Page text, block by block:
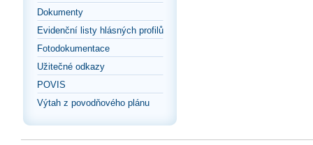
Dokumenty
Evidenční listy hlásných profilů
Fotodokumentace
Užitečné odkazy
POVIS
Výtah z povodňového plánu